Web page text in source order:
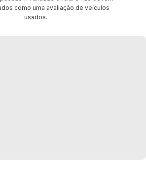
como uma avaliação de veículos
usados.